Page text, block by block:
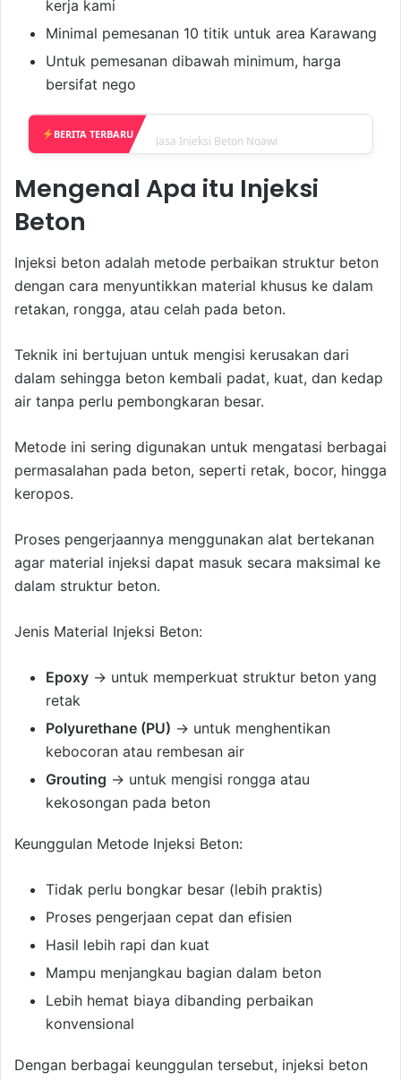
kerja kami
Minimal pemesanan 10 titik untuk area Karawang
Untuk pemesanan dibawah minimum, harga
bersifat nego
BERITA TERBARU Jasa Injeksi Beton Ngawi
Mengenal Apa itu Injeksi
Beton
Injeksi beton adalah metode perbaikan struktur beton
dengan cara menyuntikkan material khusus ke dalam
retakan, rongga, atau celah pada beton.
Teknik ini bertujuan untuk mengisi kerusakan dari
dalam sehingga beton kembali padat, kuat, dan kedap
air tanpa perlu pembongkaran besar.
Metode ini sering digunakan untuk mengatasi berbagai
permasalahan pada beton, seperti retak, bocor, hingga
keropos.
Proses pengerjaannya menggunakan alat bertekanan
agar material injeksi dapat masuk secara maksimal ke
dalam struktur beton.
Jenis Material Injeksi Beton:
Epoxy → untuk memperkuat struktur beton yang
retak
Polyurethane (PU) → untuk menghentikan
kebocoran atau rembesan air
Grouting → untuk mengisi rongga atau
kekosongan pada beton
Keunggulan Metode Injeksi Beton:
Tidak perlu bongkar besar (lebih praktis)
Proses pengerjaan cepat dan efisien
Hasil lebih rapi dan kuat
Mampu menjangkau bagian dalam beton
Lebih hemat biaya dibanding perbaikan
konvensional
Dengan berbagai keunggulan tersebut, injeksi beton